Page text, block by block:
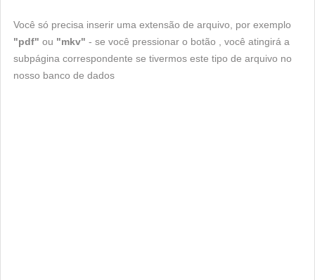
Você só precisa inserir uma extensão de arquivo, por exemplo
"pdf" ou "mkv" - se você pressionar o botão , você atingirá a
subpágina correspondente se tivermos este tipo de arquivo no
nosso banco de dados